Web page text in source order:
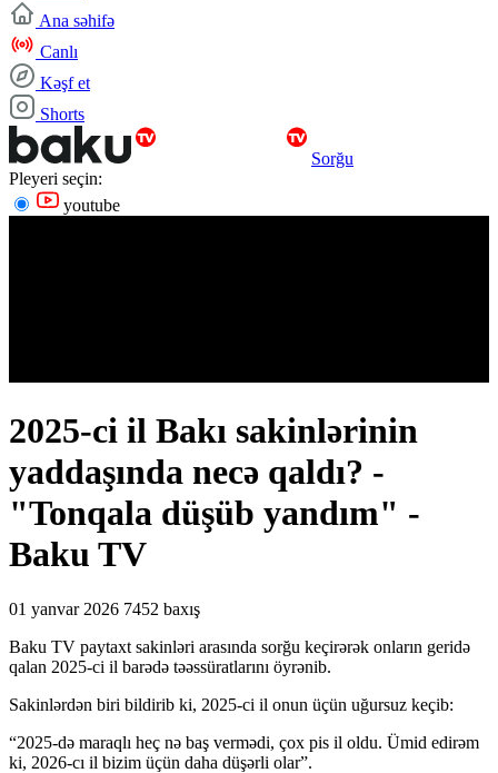
Ana səhifə
Canlı
Kəşf et
Shorts
Sorğu
Pleyeri seçin:
youtube
2025-ci il Bakı sakinlərinin
yaddaşında necə qaldı? -
"Tonqala düşüb yandım" -
Baku TV
01 yanvar 2026 7452 baxış
Baku TV paytaxt sakinləri arasında sorğu keçirərək onların geridə
qalan 2025-ci il barədə təəssüratlarını öyrənib.
Sakinlərdən biri bildirib ki, 2025-ci il onun üçün uğursuz keçib:
“2025-də maraqlı heç nə baş vermədi, çox pis il oldu. Ümid edirəm
ki, 2026-cı il bizim üçün daha düşərli olar”.